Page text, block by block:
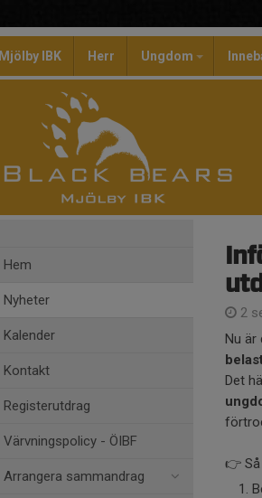
Mjölby IBK Herr Ungdom
Hem
Nyheter
Kalender
Kontakt
Registerutdrag
Värvningspolicy - ÖIBF
Arrangera sammandrag
2
Nu är
Det
👉 Så